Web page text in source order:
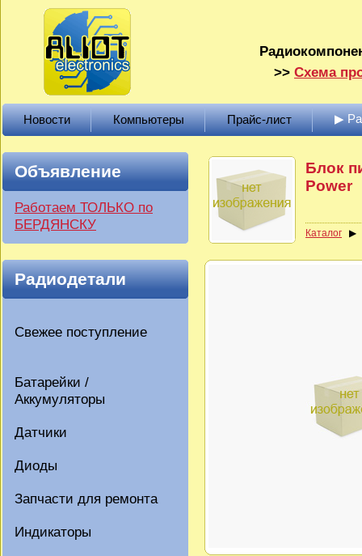
>> Схема
Новости Компьютеры Прайс-лист ▶
Объявление
Работаем ТОЛЬКО по
БЕРДЯНСКУ
Радиодетали
Свежее поступление
Батарейки /
Аккумуляторы
Датчики
Диоды
Запчасти для ремонта
Индикаторы
Блок
Power
Каталог